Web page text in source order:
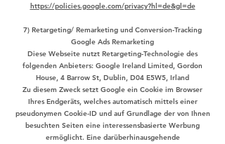
https://policies.google.com/privacy?hl=de&gl=de
7) Retargeting/ Remarketing und Conversion-Tracking
Google Ads Remarketing
Diese Webseite nutzt Retargeting-Technologie des
folgenden Anbieters: Google Ireland Limited, Gordon
House, 4 Barrow St, Dublin, D04 E5W5, Irland
Zu diesem Zweck setzt Google ein Cookie im Browser
Ihres Endgeräts, welches automatisch mittels einer
pseudonymen Cookie-ID und auf Grundlage der von Ihnen
besuchten Seiten eine interessensbasierte Werbung
ermöglicht. Eine darüberhinausgehende